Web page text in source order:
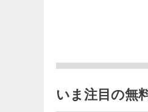
いま注目の無